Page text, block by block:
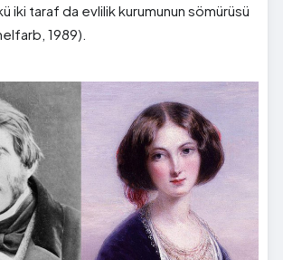
iki taraf da evlilik kurumunun sömürüsü
1989).